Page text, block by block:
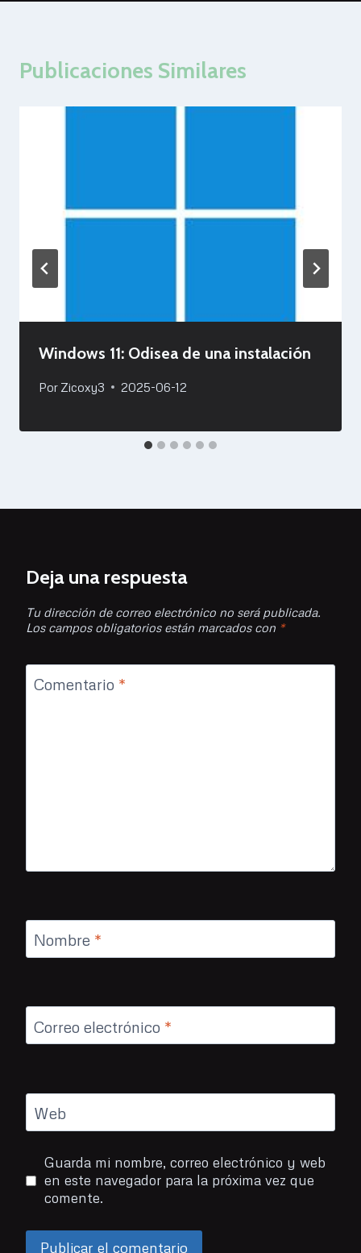
Publicaciones Similares
Windows 11: Odisea de una instalación
Por Zicoxy3 2025-06-12
Deja una respuesta
Tu dirección de correo electrónico no será publicada.
Los campos obligatorios están marcados con *
Comentario *
Nombre *
Correo electrónico *
Web
Guarda mi nombre, correo electrónico y web
en este navegador para la próxima vez que
comente.